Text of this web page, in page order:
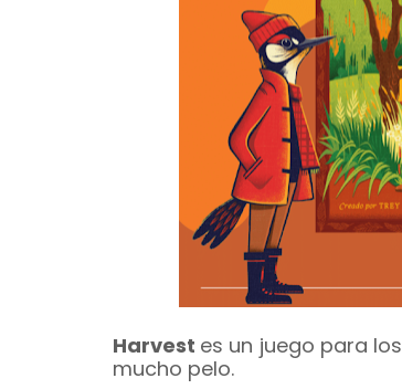
Harvest es un juego para
mucho pelo.